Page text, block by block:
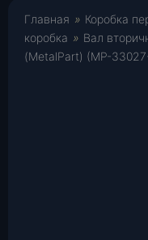
Главная » Коробка
коробка » Вал
(MetalPart) (МР-